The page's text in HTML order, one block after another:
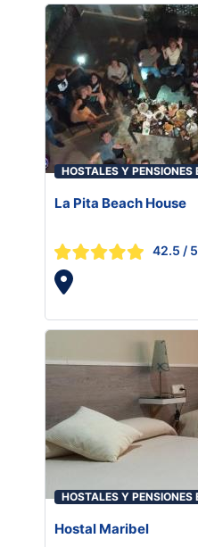
HOSTALES Y PENSIONES
La Pita Beach House
42.5 / 5
HOSTALES Y PENSIONES
Hostal Maribel